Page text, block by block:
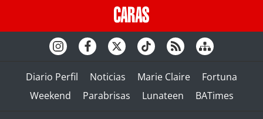
Diario Perfil Noticias Marie Claire
Fortuna
Weekend
Parabrisas Lunateen BATimes